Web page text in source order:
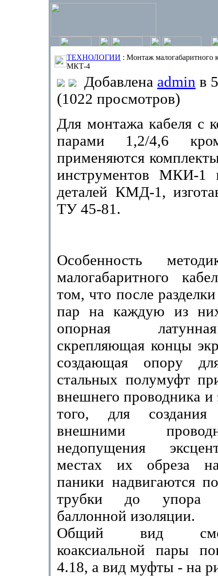
ТЕХНОЛОГИИ : Монтаж малогабаритного
МКТ-4
Добавлена admin в
(1022 просмотров)
Для монтажа кабеля с
парами 1,2/4,6
применяются
инструментов МКИ-1
деталей КМД-1,
ТУ 45-81.
Особенность
малогабаритного
том, что после
пар на каждую из них
опорная
скрепляющая концы
создающая опору
стальных полумуфт
внешнего проводника и
того, для
внешними
недопущения
местах их обреза
паники надвигаются
трубки до упора
баллонной изоляции.
Общий вид
коаксиальной пары
4.18, а вид муфты - на